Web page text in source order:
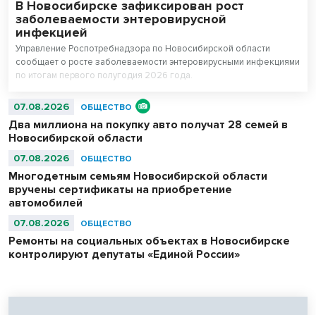
В Новосибирске зафиксирован рост
заболеваемости энтеровирусной
инфекцией
Управление Роспотребнадзора по Новосибирской области
сообщает о росте заболеваемости энтеровирусными инфекциями
по итогам первого полугодия 2026 года.
07.08.2026 ОБЩЕСТВО
Два миллиона на покупку авто получат 28 семей в
Новосибирской области
07.08.2026 ОБЩЕСТВО
Многодетным семьям Новосибирской области
вручены сертификаты на приобретение
автомобилей
07.08.2026 ОБЩЕСТВО
Ремонты на социальных объектах в Новосибирске
контролируют депутаты «Единой России»